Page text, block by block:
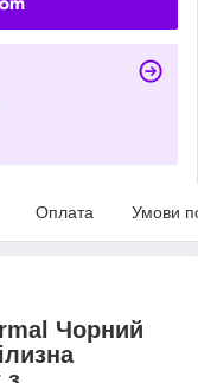
Оплата Умови
Чорний